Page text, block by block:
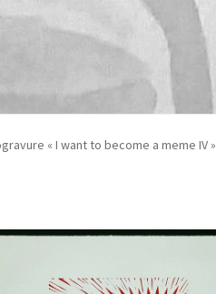
« I want to become a meme IV »